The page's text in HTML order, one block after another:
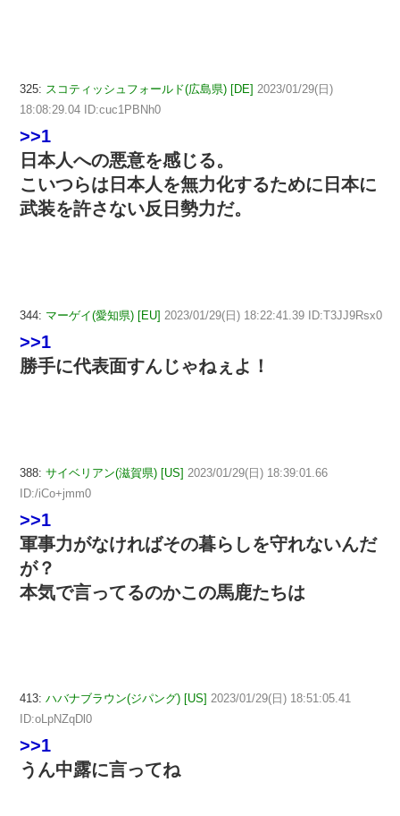
325: スコティッシュフォールド(広島県) [DE] 2023/01/29(日)
18:08:29.04 ID:cuc1PBNh0
>>1
日本人への悪意を感じる。
こいつらは日本人を無力化するために日本に
武装を許さない反日勢力だ。
344: マーゲイ(愛知県) [EU] 2023/01/29(日) 18:22:41.39 ID:T3JJ9Rsx0
>>1
勝手に代表面すんじゃねぇよ！
388: サイベリアン(滋賀県) [US] 2023/01/29(日) 18:39:01.66
ID:/iCo+jmm0
>>1
軍事力がなければその暮らしを守れないんだ
が？
本気で言ってるのかこの馬鹿たちは
413: ハバナブラウン(ジパング) [US] 2023/01/29(日) 18:51:05.41
ID:oLpNZqDl0
>>1
うん中露に言ってね